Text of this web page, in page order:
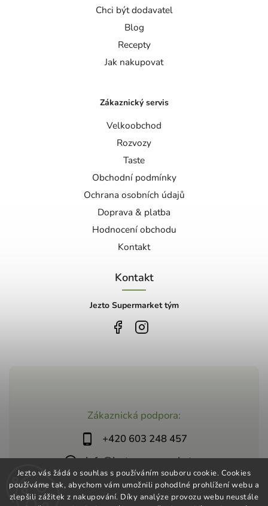
Jezto vás žádá o souhlas s používáním souboru cookie. Cookies
používáme tak, abychom vám umožnili pohodlné prohlížení webu a
zlepšili zážitek z nakupování. Díky analýze provozu webu neustále
Zákaznická podpora:
+420 603 248 457
info@jeztosupermarket.cz
Chci být dodavatel
Blog
Recepty
Jak nakupovat
Zákaznický servis
Velkoobchod
Rozvozy
Taste
Obchodní podmínky
Ochrana osobních údajů
Doprava & platba
Hodnocení obchodu
Kontakt
Kontakt
Jezto Supermarket tým